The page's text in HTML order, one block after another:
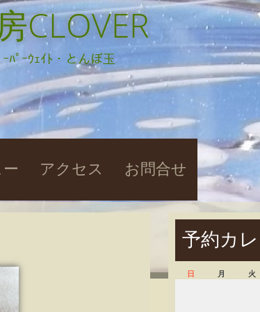
CLOVER
ｰﾊﾟｰｳｪｲﾄ・とんぼ玉
アクセス お問合せ
予約カ
日 月 火